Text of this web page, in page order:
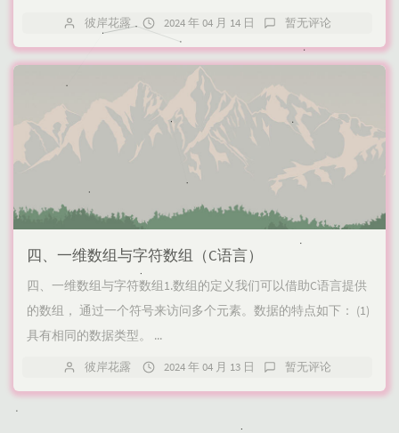
彼岸花露 2024 年 04 月 14 日 暂无评论
四、一维数组与字符数组（C语言）
四、一维数组与字符数组1.数组的定义我们可以借助C语言提供
的数组， 通过一个符号来访问多个元素。数据的特点如下：​ (1)
具有相同的数据类型。​ ...
彼岸花露 2024 年 04 月 13 日 暂无评论